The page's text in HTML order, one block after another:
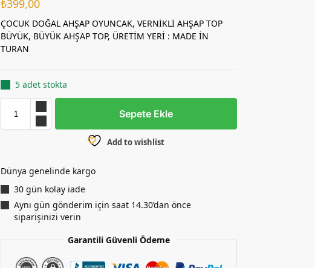
₺399,00
ÇOCUK DOĞAL AHŞAP OYUNCAK, VERNİKLİ AHŞAP TOP
BÜYÜK, BÜYÜK AHŞAP TOP, ÜRETİM YERİ : MADE İN
TURAN
5 adet stokta
Sepete Ekle
Add to wishlist
Dünya genelinde kargo
30 gün kolay iade
Aynı gün gönderim için saat 14.30’dan önce
siparişinizi verin
Garantili Güvenli Ödeme